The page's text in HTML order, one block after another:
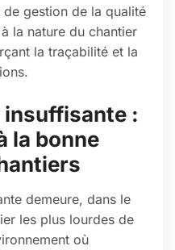
de gestion de la qualité
la nature du chantier
la traçabilité et la
:
la bonne
demeure, dans le
les plus lourdes de
où